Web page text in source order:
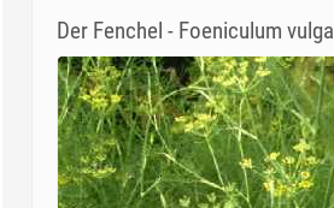
Der Fenchel - Foeniculum